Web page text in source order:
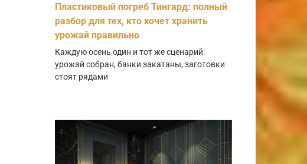
Пластиковый погреб Тингард: полный
разбор для тех, кто хочет хранить
урожай правильно
Каждую осень один и тот же сценарий:
урожай собран, банки закатаны, заготовки
стоят рядами